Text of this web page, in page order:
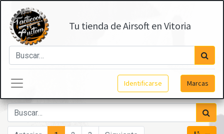
Tu tienda de Airsoft en Vitoria
Identificarse Marcas